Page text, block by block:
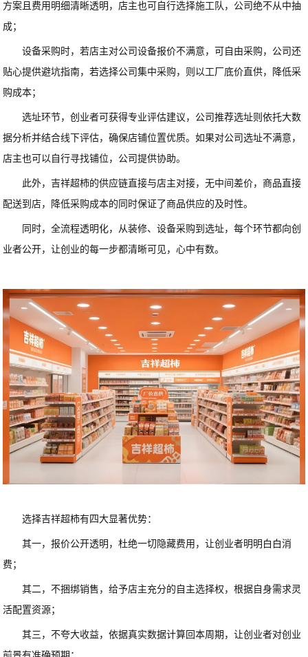
方案且费用明细清晰透明，店主也可自行选择施工队，公司绝不从中抽
成；
设备采购时，若店主对公司设备报价不满意，可自由采购，公司还
贴心提供避坑指南，若选择公司集中采购，则以工厂底价直供，降低采
购成本；
选址环节，创业者可获得专业评估建议，公司推荐选址则依托大数
据分析并结合线下评估，确保店铺位置优质。如果对公司选址不满意，
店主也可以自行寻找铺位，公司提供协助。
此外，吉祥超柿的供应链直接与店主对接，无中间差价，商品直接
配送到店，降低采购成本的同时保证了商品供应的及时性。
同时，全流程透明化，从装修、设备采购到选址，每个环节都向创
业者公开，让创业的每一步都清晰可见，心中有数。
选择吉祥超柿有四大显著优势：
其一，报价公开透明，杜绝一切隐藏费用，让创业者明明白白消
费；
其二，不捆绑销售，给予店主充分的自主选择权，根据自身需求灵
活配置资源；
其三，不夸大收益，依据真实数据计算回本周期，让创业者对创业